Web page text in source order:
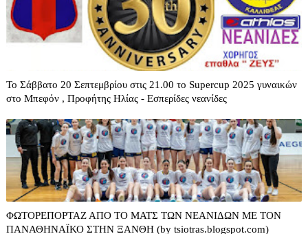
Το Σάββατο 20 Σεπτεμβρίου στις 21.00 το Supercup 2025 γυναικών
στο Μπεφόν , Προφήτης Ηλίας - Εσπερίδες νεανίδες
ΦΩΤΟΡΕΠΟΡΤΑΖ ΑΠΟ ΤΟ ΜΑΤΣ ΤΩΝ ΝΕΑΝΙΔΩΝ ΜΕ ΤΟΝ
ΠΑΝΑΘΗΝΑΪΚΟ ΣΤΗΝ ΞΑΝΘΗ (by tsiotras.blogspot.com)